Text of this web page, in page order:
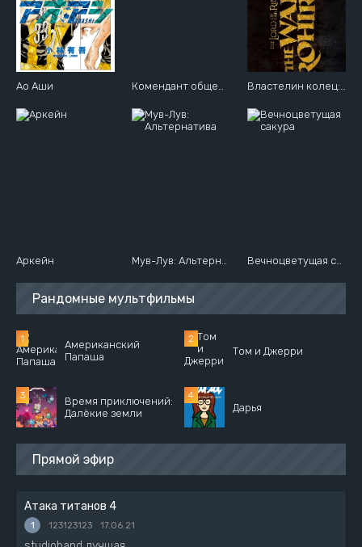
Ао Аши
Аркейн Мув-Лув: Альтернатива Вечноцветущая сакура
Рандомные мультфильмы
Американский
Папаша
Том и Джерри
Время приключений:
Далёкие земли
Дарья
Прямой эфир
Атака титанов 4
1 123123123 17.06.21